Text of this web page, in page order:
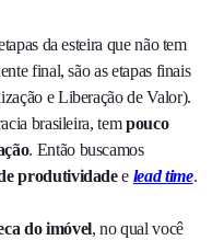
da esteira que não tem
final, são as etapas finais
e Liberação de Valor).
brasileira, tempouco
. Então buscamos
produtividadee lead time.
do imóvel, no qual você